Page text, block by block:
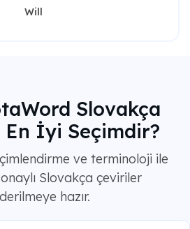
Will
Slovakça
İyi Seçimdir?
ve terminoloji ile
Slovakça çeviriler
hazır.